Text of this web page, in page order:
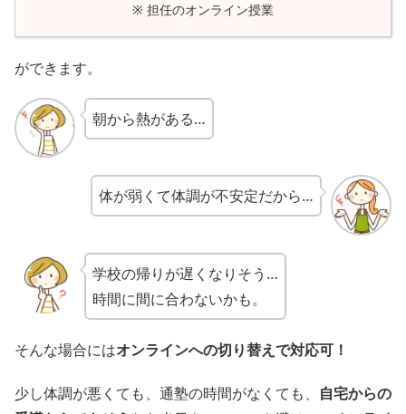
※ 担任のオンライン授業
ができます。
朝から熱がある…
体が弱くて体調が不安定だから…
学校の帰りが遅くなりそう…
時間に間に合わないかも。
そんな場合にはオンラインへの切り替えで対応可！
少し体調が悪くても、通塾の時間がなくても、 自宅からの